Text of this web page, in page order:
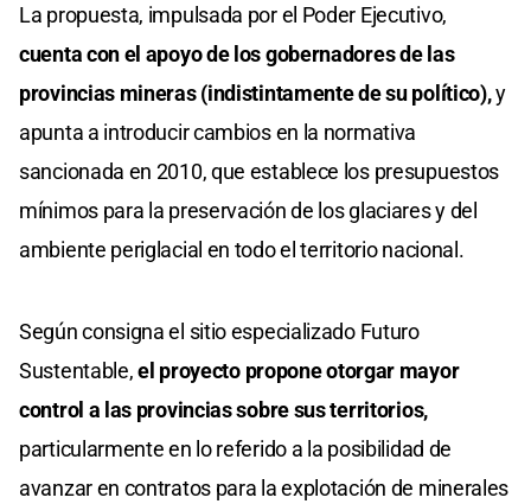
La propuesta, impulsada por el Poder Ejecutivo,
cuenta con el apoyo de los gobernadores de las
provincias mineras (indistintamente de su político),y
apunta a introducir cambios en la normativa
sancionada en 2010, que establece los presupuestos
mínimos para la preservación de los glaciares y del
ambiente periglacial en todo el territorio nacional.
Según consigna el sitio especializado Futuro
Sustentable,el proyecto propone otorgar mayor
control a las provincias sobre sus territorios,
particularmente en lo referido a la posibilidad de
avanzar en contratos para la explotación de minerales